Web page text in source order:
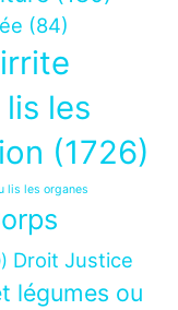
(84)
les
(1726)
lis les organes
Droit Justice
légumes ou